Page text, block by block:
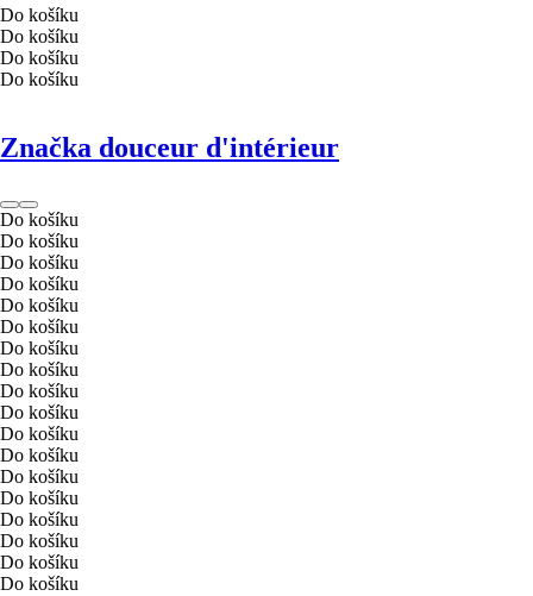
Do košíku
Do košíku
Do košíku
Do košíku
Značka douceur d'intérieur
Do košíku
Do košíku
Do košíku
Do košíku
Do košíku
Do košíku
Do košíku
Do košíku
Do košíku
Do košíku
Do košíku
Do košíku
Do košíku
Do košíku
Do košíku
Do košíku
Do košíku
Do košíku